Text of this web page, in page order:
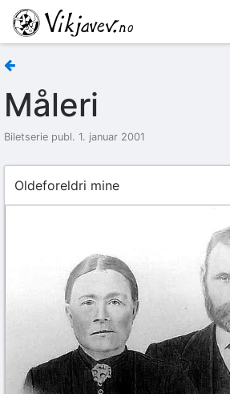
Måleri
Biletserie publ. 1. januar 2001
Oldeforeldri mine